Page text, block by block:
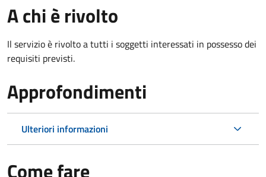
A chi è rivolto
Il servizio è rivolto a tutti i soggetti interessati in possesso dei
requisiti previsti.
Approfondimenti
Ulteriori informazioni
Come fare